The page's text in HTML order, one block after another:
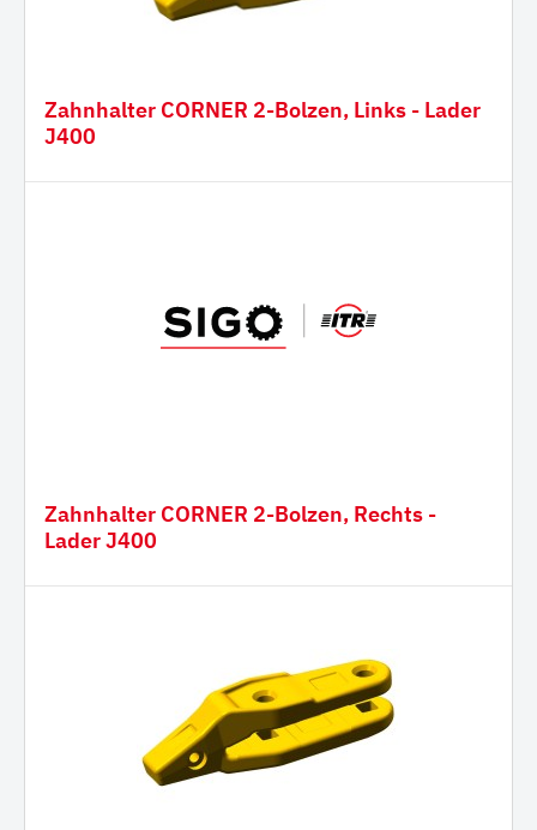
Zahnhalter CORNER 2-Bolzen, Links - Lader
J400
Zahnhalter CORNER 2-Bolzen, Rechts -
Lader J400